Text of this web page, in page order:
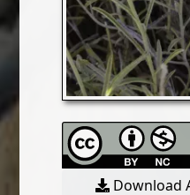
Download